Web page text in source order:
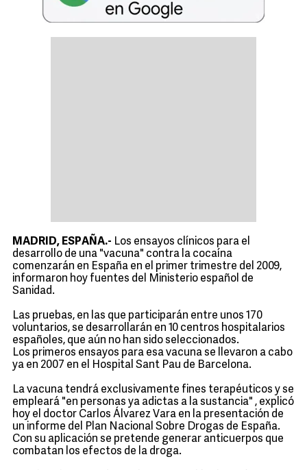
MADRID, ESPAÑA.- Los ensayos clínicos para el
desarrollo de una "vacuna" contra la cocaína
comenzarán en España en el primer trimestre del 2009,
informaron hoy fuentes del Ministerio español de
Sanidad.
Las pruebas, en las que participarán entre unos 170
voluntarios, se desarrollarán en 10 centros hospitalarios
españoles, que aún no han sido seleccionados.
Los primeros ensayos para esa vacuna se llevaron a cabo
ya en 2007 en el Hospital Sant Pau de Barcelona.
La vacuna tendrá exclusivamente fines terapéuticos y se
empleará "en personas ya adictas a la sustancia" , explicó
hoy el doctor Carlos Álvarez Vara en la presentación de
un informe del Plan Nacional Sobre Drogas de España.
Con su aplicación se pretende generar anticuerpos que
combatan los efectos de la droga.